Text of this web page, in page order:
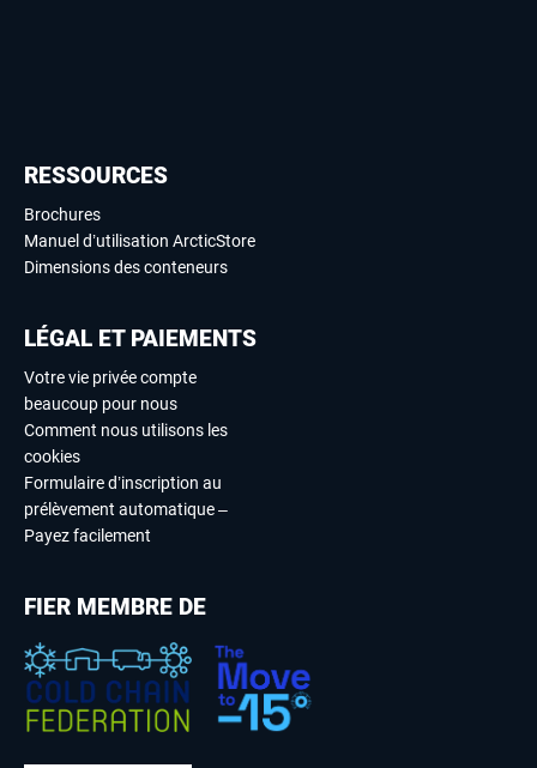
RESSOURCES
Brochures
Manuel d’utilisation ArcticStore
Dimensions des conteneurs
LÉGAL ET PAIEMENTS
Votre vie privée compte
beaucoup pour nous
Comment nous utilisons les
cookies
Formulaire d’inscription au
prélèvement automatique –
Payez facilement
FIER MEMBRE DE